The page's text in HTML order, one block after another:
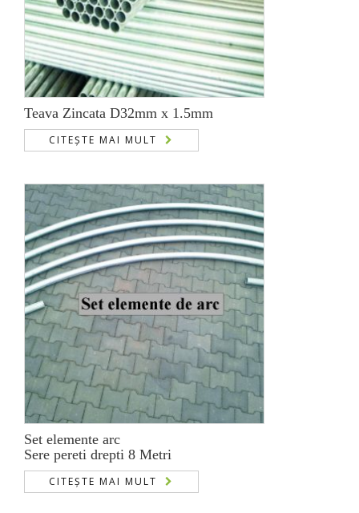
Teava Zincata D32mm x 1.5mm
CITEȘTE MAI MULT
Set elemente arc
Sere pereti drepti 8 Metri
CITEȘTE MAI MULT